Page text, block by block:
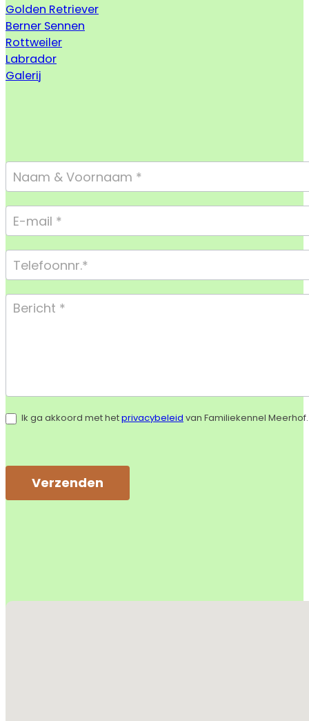
Golden Retriever
Berner Sennen
Rottweiler
Labrador
Galerij
Footer
Form
Compact
Ik ga akkoord met hetprivacybeleid van Familiekennel Meerhof.
Verzenden
Geen locaties gevonden